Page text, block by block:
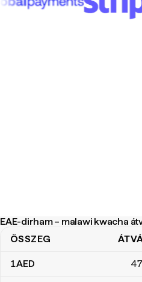
EAE-dirham – malawi kwacha
EAE-dirham – malawi kwacha
ÖSSZEG
1AED